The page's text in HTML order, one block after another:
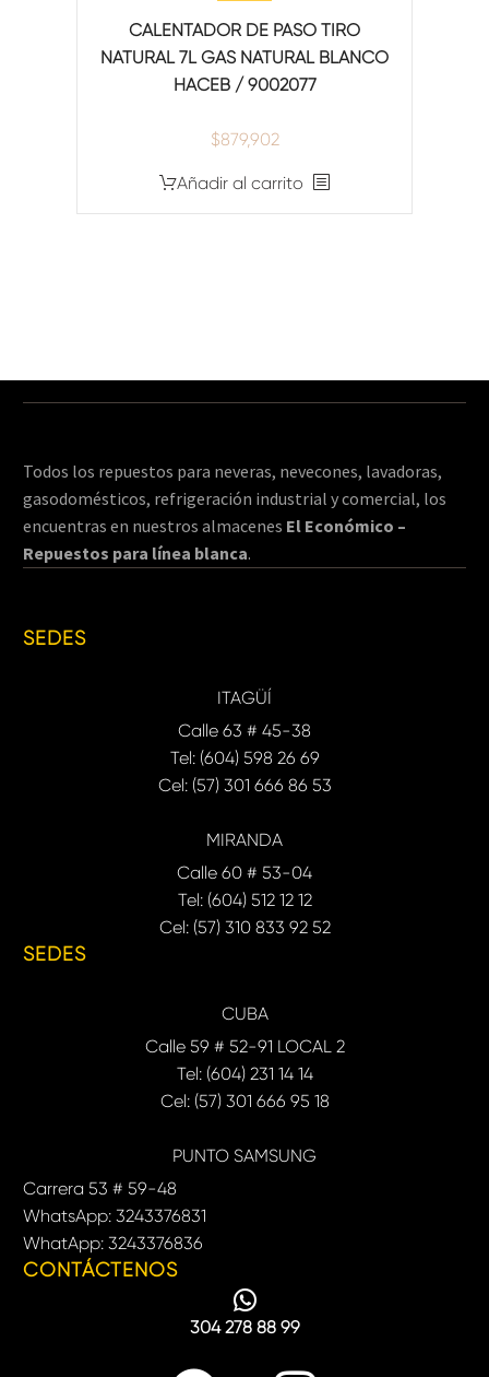
CALENTADOR DE PASO TIRO
NATURAL 7L GAS NATURAL BLANCO
HACEB / 9002077
$879,902
Añadir al carrito
Todos los repuestos para neveras, nevecones, lavadoras,
gasodomésticos, refrigeración industrial y comercial, los
encuentras en nuestros almacenes El Económico –
Repuestos para línea blanca.
SEDES
ITAGÜÍ
Calle 63 # 45-38
Tel: (604) 598 26 69
Cel: (57) 301 666 86 53
MIRANDA
Calle 60 # 53-04
Tel: (604) 512 12 12
Cel: (57) 310 833 92 52
SEDES
CUBA
Calle 59 # 52-91 LOCAL 2
Tel: (604) 231 14 14
Cel: (57) 301 666 95 18
PUNTO SAMSUNG
Carrera 53 # 59-48
WhatsApp: 3243376831
WhatApp: 3243376836
CONTÁCTENOS
304 278 88 99